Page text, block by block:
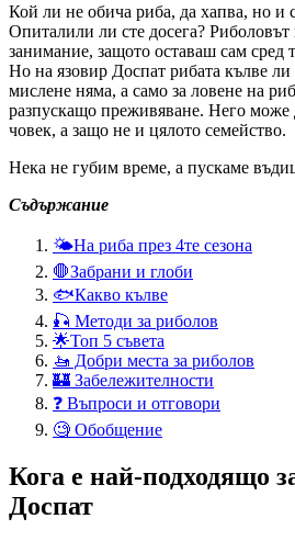
Кой ли не обича риба, да хапва, но и
Опиталили ли сте досега? Риболовът
занимание, защото оставаш сам сред
Но на язовир Доспат рибата кълве ли
мислене няма, а само за ловене на
разпускащо преживяване. Него
човек, а защо не и цялото семейство.
Нека не губим време, а пускаме
Съдържание
🌤️На риба през 4те сезона
🛑Забрани и глоби
🐟Какво кълве
🎣 Методи за риболов
🌟Топ 5 съвета
🚤 Добри места за риболов
🏰 Забележителности
❓ Въпроси и отговори
🧐 Обобщение
Кога е най-подходящо
Доспат